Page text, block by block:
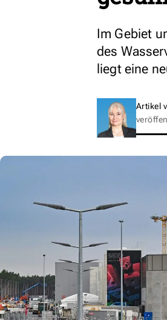
Im Gebiet
des
liegt eine
Artikel